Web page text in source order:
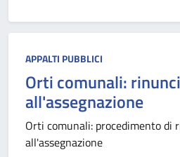
APPALTI PUBBLICI
Orti comunali:
all'assegnazione
Orti comunali: procedimento di
all'assegnazione